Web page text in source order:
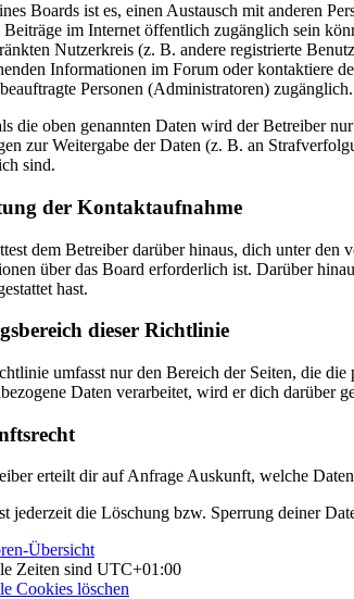
Boards ist es, einen Austausch mit anderen
Beiträge im Internet öffentlich zugänglich sein
Nutzerkreis (z. B. andere registrierte
Informationen im Forum oder kontaktiere
Personen (Administratoren) zugänglich.
die oben genannten Daten wird der Betreiber
zur Weitergabe der Daten (z. B. an
sind.
der Kontaktaufnahme
dem Betreiber darüber hinaus, dich unter
über das Board erforderlich ist. Darüber
hast.
dieser Richtlinie
umfasst nur den Bereich der Seiten, die
Daten verarbeitet, wird er dich darüber
erteilt dir auf Anfrage Auskunft, welche
jederzeit die Löschung bzw. Sperrung deiner
Übersicht
Zeiten sind UTC+01:00
Cookies löschen